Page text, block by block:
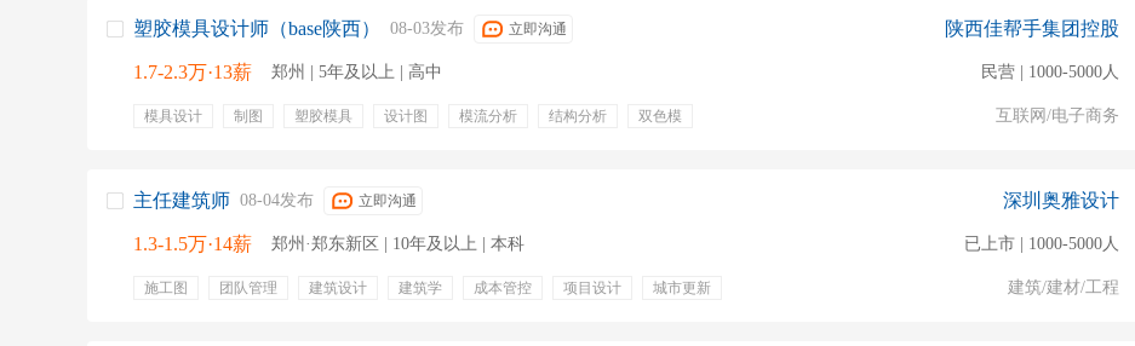
塑胶模具设计师（base陕西） 08-03发布 立即沟通
1.7-2.3万·13薪 郑州 | 5年及以上 | 高中
模具设计 制图 塑胶模具 设计图 模流分析 结构分析
双色模
陕西佳帮手集团控股
民营 | 1000-5000人
互联网/电子商务
主任建筑师 08-04发布 立即沟通
1.3-1.5万·14薪 郑州·郑东新区 | 10年及以上 | 本科
施工图 团队管理 建筑设计 建筑学 成本管控 项目设计
城市更新
深圳奥雅设计
已上市 | 1000-5000人
建筑/建材/工程